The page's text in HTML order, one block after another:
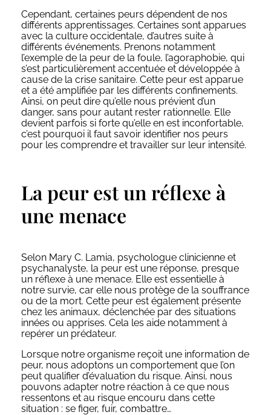
Cependant, certaines peurs dépendent de nos
différents apprentissages. Certaines sont apparues
avec la culture occidentale, d’autres suite à
différents événements. Prenons notamment
l’exemple de la peur de la foule, l’agoraphobie, qui
s’est particulièrement accentuée et développée à
cause de la crise sanitaire. Cette peur est apparue
et a été amplifiée par les différents confinements.
Ainsi, on peut dire qu’elle nous prévient d’un
danger, sans pour autant rester rationnelle. Elle
devient parfois si forte qu’elle en est inconfortable,
c’est pourquoi il faut savoir identifier nos peurs
pour les comprendre et travailler sur leur intensité.
La peur est un réflexe à
une menace
Selon Mary C. Lamia, psychologue clinicienne et
psychanalyste, la peur est une réponse, presque
un réflexe à une menace. Elle est essentielle à
notre survie, car elle nous protège de la souffrance
ou de la mort. Cette peur est également présente
chez les animaux, déclenchée par des situations
innées ou apprises. Cela les aide notamment à
repérer un prédateur.
Lorsque notre organisme reçoit une information de
peur, nous adoptons un comportement que l’on
peut qualifier d’évaluation du risque. Ainsi, nous
pouvons adapter notre réaction à ce que nous
ressentons et au risque encouru dans cette
situation : se figer, fuir, combattre…